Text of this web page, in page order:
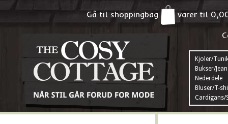
Gå til shoppingbag varer til
Kjoler/
Bukser/
Nederdele
Bluser/T-
Cardigans/